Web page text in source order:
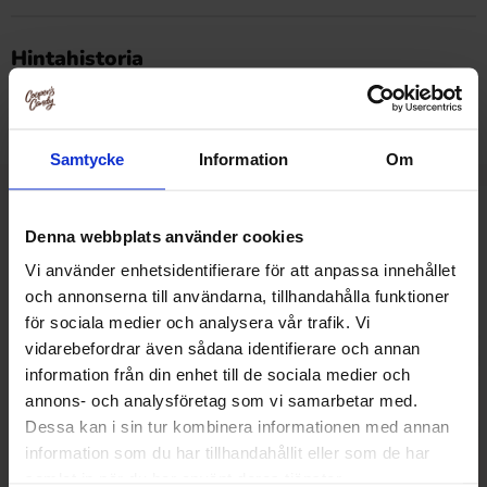
Samtycke Information Om
Denna webbplats använder cookies
Vi använder enhetsidentifierare för att anpassa innehållet
och annonserna till användarna, tillhandahålla funktioner
för sociala medier och analysera vår trafik. Vi
vidarebefordrar även sådana identifierare och annan
information från din enhet till de sociala medier och
annons- och analysföretag som vi samarbetar med.
Dessa kan i sin tur kombinera informationen med annan
information som du har tillhandahållit eller som de har
Hintahistoria
Alin hinta viimeisten 30 päivän aikana on2 EUR (2026-08-
Muut pitivät